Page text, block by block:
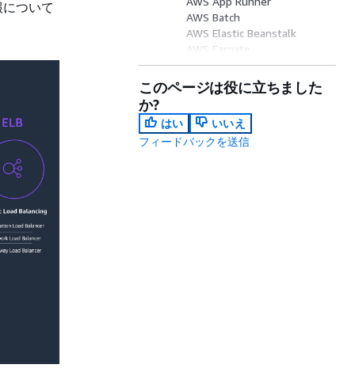
ついて
AWS Batch
AWS Elastic Beanstalk
AWS Fargate
AWS Lambda
AWS Serverless Application
Repository
AWS Outposts
AWS Wavelength
VMware Cloud on AWS
このページは役に立ちました
か?
はい
いいえ
フィードバックを送信